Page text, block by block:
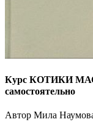
Курс КОТИКИ
самостоятельно
Автор Мила